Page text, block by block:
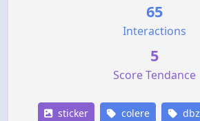
65
Interactions
5
Score Tendance
sticker colere dbz